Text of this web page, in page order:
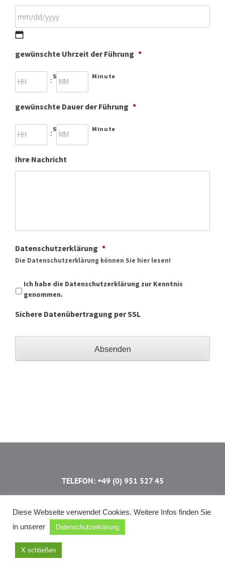
Schrägstrich
TT
Schrägstrich
JJJJ
gewünschte Uhrzeit der Führung *
: Stunde Minute
gewünschte Dauer der Führung *
: Stunde Minute
Ihre Nachricht
Datenschutzerklärung *
Die Datenschutzerklärung können Sie hier lesen!
Ich habe die Datenschutzerklärung zur Kenntnis
genommen.
Sichere Datenübertragung per SSL
TELEFON: +49 (0) 951 527 45
Dr. Skantze KulturErlebnis Bamberg
Untere Königstr. 29 ⋅ 96052 Bamberg
info@stadtfuehrung-bamberg.de
IMPRESSUM
Diese Webseite verwendet Cookies. Weitere Infos finden Sie
in unserer
Datenschutzerklärung
X schließen